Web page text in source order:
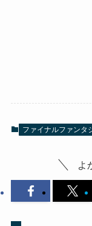
ファイナルファンタ
よ